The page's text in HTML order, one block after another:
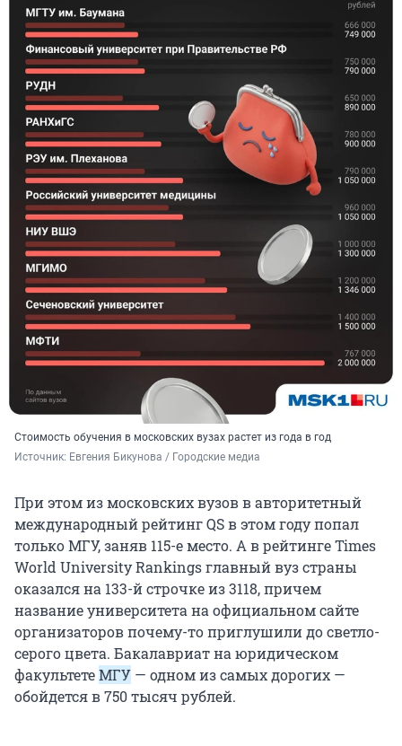
Стоимость обучения в московских вузах растет из года в год
Источник: Евгения Бикунова / Городские медиа
При этом из московских вузов в авторитетный
международный рейтинг QS в этом году попал
только МГУ, заняв 115-еместо. А в рейтинге Times
World University Rankings главный вуз страны
оказался на 133-йстрочке из 3118, причем
название университета на официальном сайте
организаторов почему-то приглушили до светло-
серого цвета. Бакалавриат на юридическом
факультетеМГУ — одном из самых дорогих —
обойдется в750тысяч рублей.